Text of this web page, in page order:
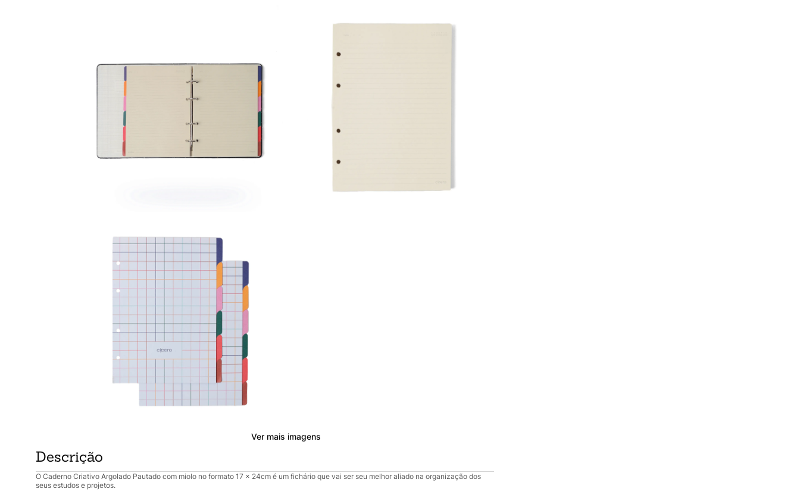
Ver mais imagens
Descrição
O Caderno Criativo Argolado Pautado com miolo no formato 17 x 24cm é um fichário que vai ser seu melhor aliado na organização dos
seus estudos e projetos.